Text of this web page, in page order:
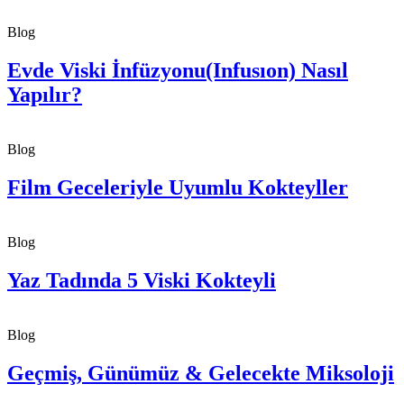
Blog
Evde Viski İnfüzyonu(Infusıon) Nasıl
Yapılır?
Blog
Film Geceleriyle Uyumlu Kokteyller
Blog
Yaz Tadında 5 Viski Kokteyli
Blog
Geçmiş, Günümüz & Gelecekte Miksoloji